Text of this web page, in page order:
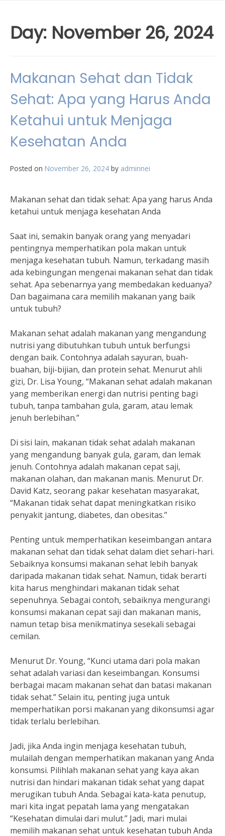
Day: November 26, 2024
Makanan Sehat dan Tidak
Sehat: Apa yang Harus Anda
Ketahui untuk Menjaga
Kesehatan Anda
Posted on November 26, 2024 by adminnei
Makanan sehat dan tidak sehat: Apa yang harus Anda
ketahui untuk menjaga kesehatan Anda
Saat ini, semakin banyak orang yang menyadari
pentingnya memperhatikan pola makan untuk
menjaga kesehatan tubuh. Namun, terkadang masih
ada kebingungan mengenai makanan sehat dan tidak
sehat. Apa sebenarnya yang membedakan keduanya?
Dan bagaimana cara memilih makanan yang baik
untuk tubuh?
Makanan sehat adalah makanan yang mengandung
nutrisi yang dibutuhkan tubuh untuk berfungsi
dengan baik. Contohnya adalah sayuran, buah-
buahan, biji-bijian, dan protein sehat. Menurut ahli
gizi, Dr. Lisa Young, “Makanan sehat adalah makanan
yang memberikan energi dan nutrisi penting bagi
tubuh, tanpa tambahan gula, garam, atau lemak
jenuh berlebihan.”
Di sisi lain, makanan tidak sehat adalah makanan
yang mengandung banyak gula, garam, dan lemak
jenuh. Contohnya adalah makanan cepat saji,
makanan olahan, dan makanan manis. Menurut Dr.
David Katz, seorang pakar kesehatan masyarakat,
“Makanan tidak sehat dapat meningkatkan risiko
penyakit jantung, diabetes, dan obesitas.”
Penting untuk memperhatikan keseimbangan antara
makanan sehat dan tidak sehat dalam diet sehari-hari.
Sebaiknya konsumsi makanan sehat lebih banyak
daripada makanan tidak sehat. Namun, tidak berarti
kita harus menghindari makanan tidak sehat
sepenuhnya. Sebagai contoh, sebaiknya mengurangi
konsumsi makanan cepat saji dan makanan manis,
namun tetap bisa menikmatinya sesekali sebagai
cemilan.
Menurut Dr. Young, “Kunci utama dari pola makan
sehat adalah variasi dan keseimbangan. Konsumsi
berbagai macam makanan sehat dan batasi makanan
tidak sehat.” Selain itu, penting juga untuk
memperhatikan porsi makanan yang dikonsumsi agar
tidak terlalu berlebihan.
Jadi, jika Anda ingin menjaga kesehatan tubuh,
mulailah dengan memperhatikan makanan yang Anda
konsumsi. Pilihlah makanan sehat yang kaya akan
nutrisi dan hindari makanan tidak sehat yang dapat
merugikan tubuh Anda. Sebagai kata-kata penutup,
mari kita ingat pepatah lama yang mengatakan
“Kesehatan dimulai dari mulut.” Jadi, mari mulai
memilih makanan sehat untuk kesehatan tubuh Anda